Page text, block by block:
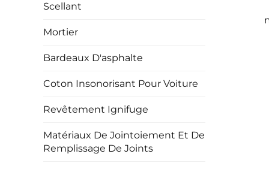
Scellant
Mortier
Bardeaux D'asphalte
Coton Insonorisant Pour Voiture
Revêtement Ignifuge
Matériaux De Jointoiement Et De
Remplissage De Joints